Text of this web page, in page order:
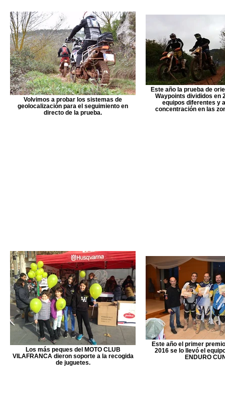
Volvimos a probar los sistemas de
geolocalización para el seguimiento en
directo de la prueba.
Este año la prueba de
Waypoints divididos en
equipos diferentes y
concentración en las
Los más peques del MOTO CLUB
VILAFRANCA dieron soporte a la recogida
de juguetes.
Este año el primer
2016 se lo llevó el
ENDURO